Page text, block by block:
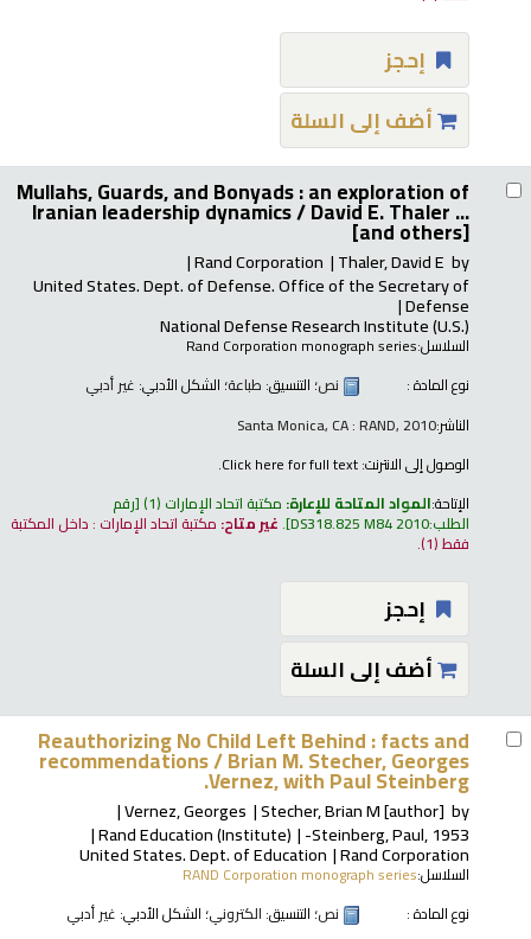
إحجز
أضف إلى السلة
Mullahs, Guards, and Bonyads : an exploration of
Iranian leadership dynamics /David E. Thaler ...
[and others]
by
Thaler, David E
Rand Corporation
United States. Dept. of Defense. Office of the Secretary of
Defense
National Defense Research Institute (U.S.)
السلاسل:Rand Corporation monograph series
نوع المادة :
نص؛ التنسيق: طباعة؛ الشكل الأدبي: غير أدبي
الناشر:Santa Monica, CA : RAND, 2010
الوصول إلى الانترنت:Click here for full text.
الإتاحة:المواد المتاحة للإعارة: مكتبة اتحاد الإمارات (1) رقم
الطلب:DS318.825 M84 2010
.غير متاح: مكتبة اتحاد الإمارات : داخل المكتبة
فقط(1).
إحجز
أضف إلى السلة
Reauthorizing No Child Left Behind : facts and
recommendations /Brian M. Stecher, Georges
Vernez, with Paul Steinberg.
by
Stecher, Brian M[author]
Vernez, Georges
Steinberg, Paul, 1953-
Rand Education (Institute)
Rand Corporation
United States. Dept. of Education
السلاسل:RAND Corporation monograph series
نوع المادة :
نص؛ التنسيق: الكتروني؛ الشكل الأدبي: غير أدبي